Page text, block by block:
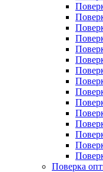
Поверка